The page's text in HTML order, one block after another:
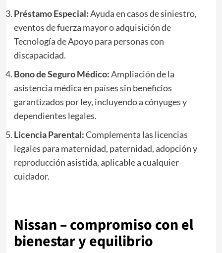
Préstamo Especial:Ayuda en casos de siniestro,
eventos de fuerza mayor o adquisición de
Tecnología de Apoyo para personas con
discapacidad.
Bono de Seguro Médico:Ampliación de la
asistencia médica en países sin beneficios
garantizados por ley, incluyendo a cónyuges y
dependientes legales.
Licencia Parental:Complementa las licencias
legales para maternidad, paternidad, adopción y
reproducción asistida, aplicable a cualquier
cuidador.
Nissan – compromiso con el
bienestar y equilibrio